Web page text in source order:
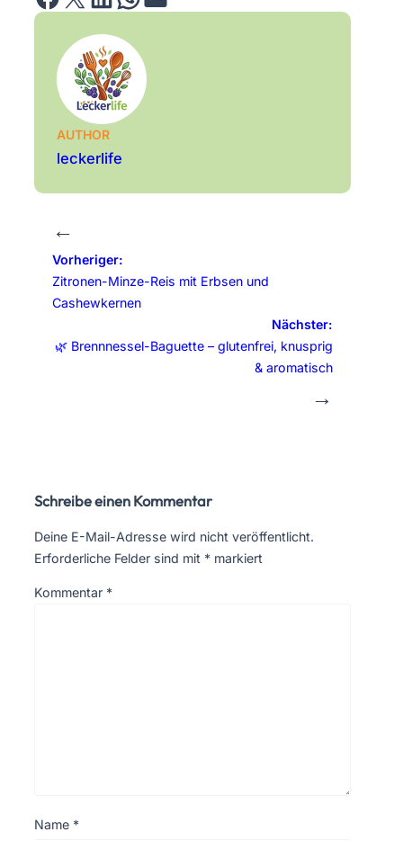
AUTHOR
leckerlife
←
Vorheriger:
Zitronen-Minze-Reis mit Erbsen und
Cashewkernen
Nächster:
🌿 Brennnessel-Baguette – glutenfrei, knusprig
& aromatisch
→
Schreibe einen Kommentar
Deine E-Mail-Adresse wird nicht veröffentlicht.
Erforderliche Felder sind mit * markiert
Kommentar *
Name *